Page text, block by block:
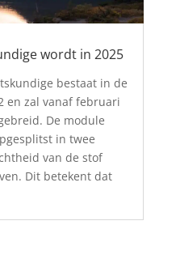
wordt in 2025
bestaat in de
en zal vanaf februari
De module
in twee
van de stof
Dit betekent dat